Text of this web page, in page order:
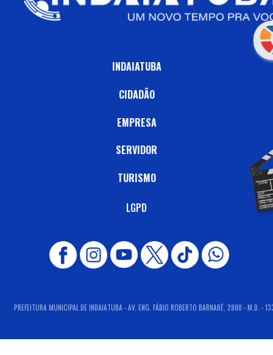
INDAIATUBA
CIDADÃO
EMPRESA
SERVIDOR
TURISMO
LGPD
PREFEITURA MUNICIPAL DE INDAIATUBA - AV. ENG. FÁBIO ROBERTO BARNABÉ, 2800 - M.D. -